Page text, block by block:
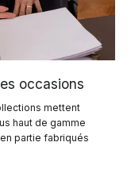
occasions
mettent
haut de gamme
partie fabriqués